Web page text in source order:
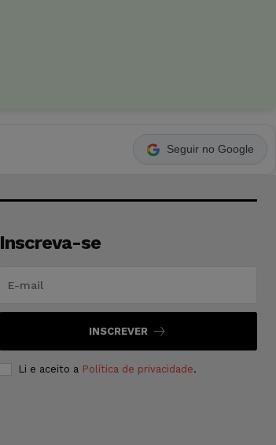
Seguir no Google
Inscreva-se
INSCREVER
Li e aceito a Política de privacidade.